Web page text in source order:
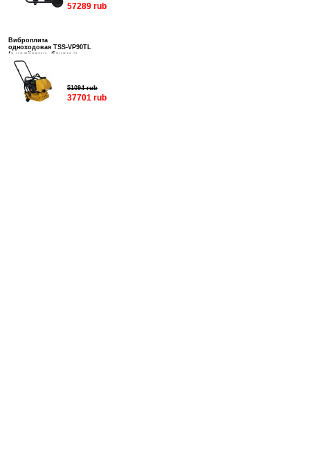
57289 rub
Виброплита
одноходовая TSS-VP90TL
(с колёсами, баком и
подошвой)
51094 rub
37701 rub